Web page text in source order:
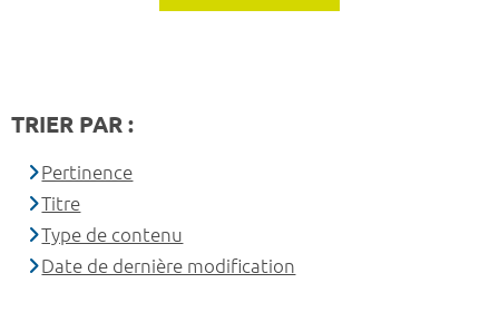
TRIER PAR :
Pertinence
Titre
Type de contenu
Date de dernière modification